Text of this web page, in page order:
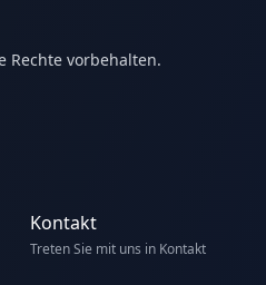
Rechte vorbehalten.
Kontakt
Treten Sie mit uns in Kontakt